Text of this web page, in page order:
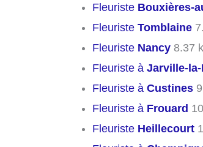
Fleuriste Bouxières-
Fleuriste Tomblaine
Fleuriste Nancy 8.37
Fleuriste à Jarville-
Fleuriste à Custines
Fleuriste à Frouard
Fleuriste Heillecourt